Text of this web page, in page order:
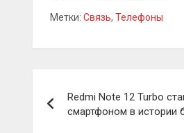
Метки: Связь, Телефоны
по
Redmi Note 12 Turbo
смартфоном в истории